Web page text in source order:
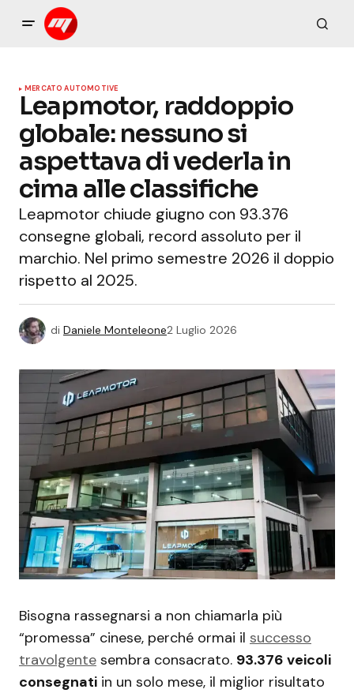
MERCATO AUTOMOTIVE
Leapmotor, raddoppio
globale: nessuno si
aspettava di vederla in
cima alle classifiche
Leapmotor chiude giugno con 93.376
consegne globali, record assoluto per il
marchio. Nel primo semestre 2026 il doppio
rispetto al 2025.
di Daniele Monteleone2 Luglio 2026
Bisogna rassegnarsi a non chiamarla più
“promessa” cinese, perché ormai il successo
travolgente sembra consacrato. 93.376 veicoli
consegnati in un solo mese, il miglior risultato